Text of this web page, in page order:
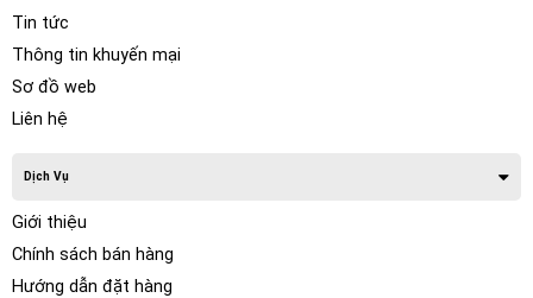
Tin tức
Thông tin khuyến mại
Sơ đồ web
Liên hệ
Dịch Vụ
Giới thiệu
Chính sách bán hàng
Hướng dẫn đặt hàng